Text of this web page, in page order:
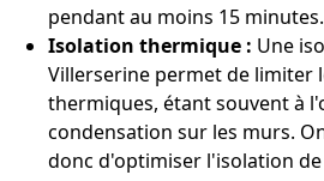
pendant au moins 15 minutes.
Isolation thermique : Une
Villerserine permet de limiter
thermiques, étant souvent à
condensation sur les murs.
donc d'optimiser l'isolation